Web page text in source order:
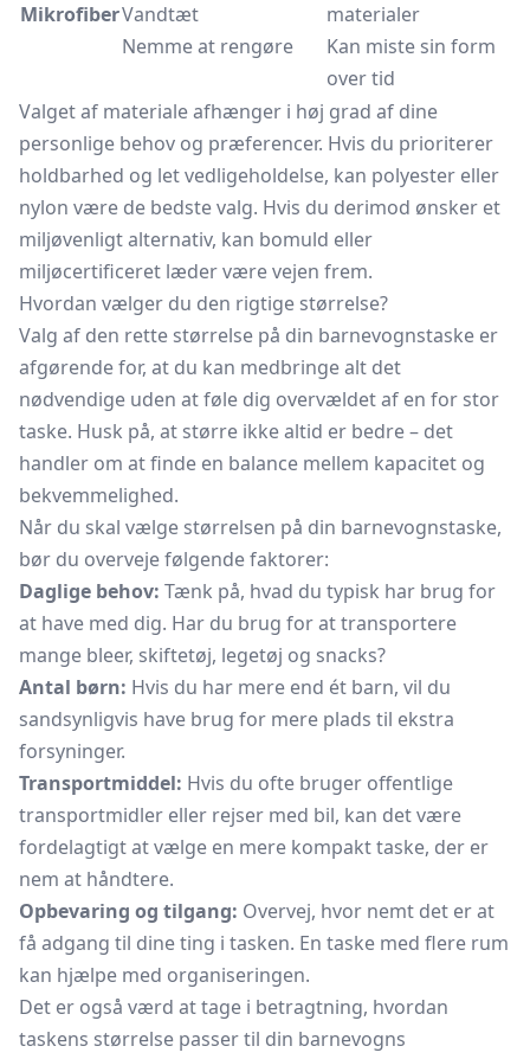
MikrofiberVandtæt
Nemme at rengøre
materialer
Kan miste sin form
over tid
Valget af materiale afhænger i høj grad af dine
personlige behov og præferencer. Hvis du prioriterer
holdbarhed og let vedligeholdelse, kan polyester eller
nylon være de bedste valg. Hvis du derimod ønsker et
miljøvenligt alternativ, kan bomuld eller
miljøcertificeret læder være vejen frem.
Hvordan vælger du den rigtige størrelse?
Valg af den rette størrelse på din barnevognstaske er
afgørende for, at du kan medbringe alt det
nødvendige uden at føle dig overvældet af en for stor
taske. Husk på, at større ikke altid er bedre – det
handler om at finde en balance mellem kapacitet og
bekvemmelighed.
Når du skal vælge størrelsen på din barnevognstaske,
bør du overveje følgende faktorer:
Daglige behov: Tænk på, hvad du typisk har brug for
at have med dig. Har du brug for at transportere
mange bleer, skiftetøj, legetøj og snacks?
Antal børn: Hvis du har mere end ét barn, vil du
sandsynligvis have brug for mere plads til ekstra
forsyninger.
Transportmiddel: Hvis du ofte bruger offentlige
transportmidler eller rejser med bil, kan det være
fordelagtigt at vælge en mere kompakt taske, der er
nem at håndtere.
Opbevaring og tilgang: Overvej, hvor nemt det er at
få adgang til dine ting i tasken. En taske med flere rum
kan hjælpe med organiseringen.
Det er også værd at tage i betragtning, hvordan
taskens størrelse passer til din barnevogns